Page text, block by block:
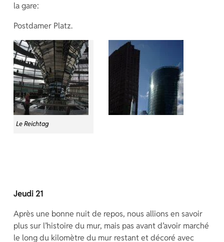
la gare:
Postdamer Platz.
Le Reichtag
Jeudi 21
Après une bonne nuit de repos, nous allions en savoir
plus sur l’histoire du mur, mais pas avant d’avoir marché
le long du kilomètre du mur restant et décoré avec